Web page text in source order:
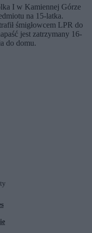
I w Kamiennej Górze
na 15-latka.
śmigłowcem LPR do
jest zatrzymany 16-
do domu.